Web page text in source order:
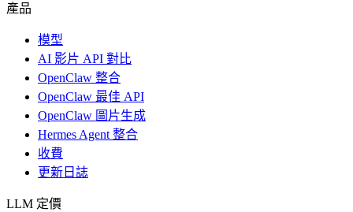
產品
模型
AI 影片 API 對比
OpenClaw 整合
OpenClaw 最佳 API
OpenClaw 圖片生成
Hermes Agent 整合
收費
更新日誌
LLM 定價